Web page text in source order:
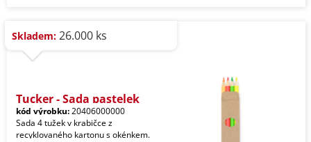
Skladem: 26.000 ks
Tucker - Sada pastelek
kód výrobku:20406000000
Sada 4 tužek v krabičce z
recyklovaného kartonu s okénkem.